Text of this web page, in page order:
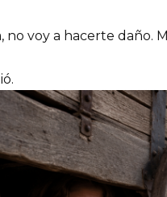
voy a hacerte daño.